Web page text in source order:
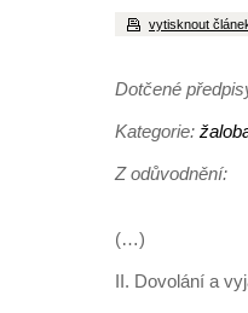
vytisknout
Dotčené
Kategorie:
Z odůvodnění:
(…)
II. Dovolání a